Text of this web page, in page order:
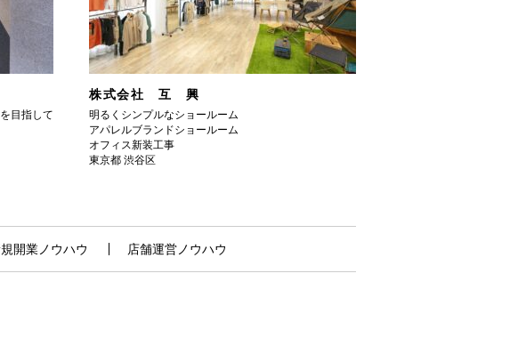
目指して
株式会社 互 興
明るくシンプルなショールーム
アパレルブランドショールーム
オフィス新装工事
東京都 渋谷区
開業ノウハウ 店舗運営ノウハウ